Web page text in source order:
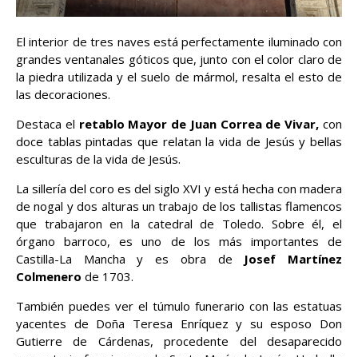
El interior de tres naves está perfectamente iluminado con
grandes ventanales góticos que, junto con el color claro de
la piedra utilizada y el suelo de mármol, resalta el esto de
las decoraciones.
Destaca el retablo Mayor de Juan Correa de Vivar,con
doce tablas pintadas que relatan la vida de Jesús y bellas
esculturas de la vida de Jesús.
La sillería del coro es del siglo XVI y está hecha con madera
de nogal y dos alturas un trabajo de los tallistas flamencos
que trabajaron en la catedral de Toledo. Sobre él, el
órgano barroco, es uno de los más importantes de
Castilla-La Mancha y es obra de Josef Martínez
Colmenero de 1703.
También puedes ver el túmulo funerario con las estatuas
yacentes de Doña Teresa Enríquez y su esposo Don
Gutierre de Cárdenas, procedente del desaparecido